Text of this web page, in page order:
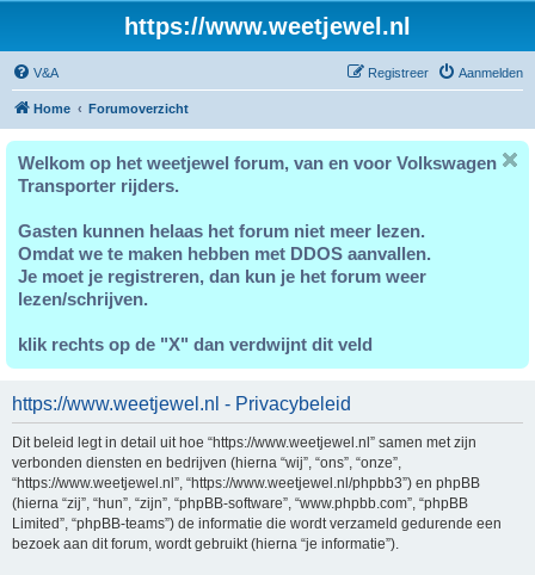
https://www.weetjewel.nl
V&A Aanmelden
Registreer
Home Forumoverzicht
Welkom op het weetjewel forum, van en voor Volkswagen
Transporter rijders.
Gasten kunnen helaas het forum niet meer lezen.
Omdat we te maken hebben met DDOS aanvallen.
Je moet je registreren, dan kun je het forum weer
lezen/schrijven.
klik rechts op de "X" dan verdwijnt dit veld
https://www.weetjewel.nl - Privacybeleid
Dit beleid legt in detail uit hoe “https://www.weetjewel.nl” samen met zijn
verbonden diensten en bedrijven (hierna “wij”, “ons”, “onze”,
“https://www.weetjewel.nl”, “https://www.weetjewel.nl/phpbb3”) en phpBB
(hierna “zij”, “hun”, “zijn”, “phpBB-software”, “www.phpbb.com”, “phpBB
Limited”, “phpBB-teams”) de informatie die wordt verzameld gedurende een
bezoek aan dit forum, wordt gebruikt (hierna “je informatie”).